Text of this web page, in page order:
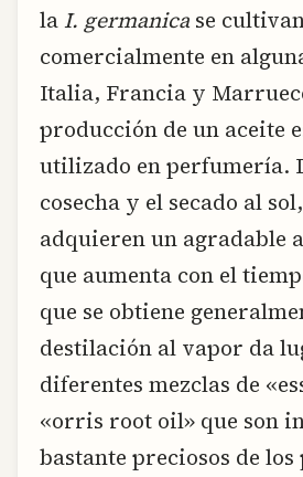
laI. germanicase
comercialmente en
Italia, Francia y
producción de un aceite
utilizado en perfumería.
cosecha y el secado al
adquieren un agradable
que aumenta con el
que se obtiene
destilación al vapor da
diferentes mezclas de
«orris root oil» que son
bastante preciosos de